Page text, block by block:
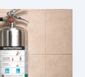
طفايات
المطاعم: